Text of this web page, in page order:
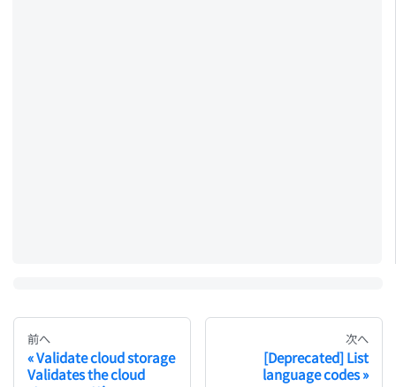
前へ
Validate cloud storage
Validates the cloud
次へ
[Deprecated] List
language codes